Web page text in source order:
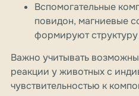
Вспомогательные
повидон, магниевые
формируют структуру
Важно учитывать
реакции у животных с
чувствительностью к